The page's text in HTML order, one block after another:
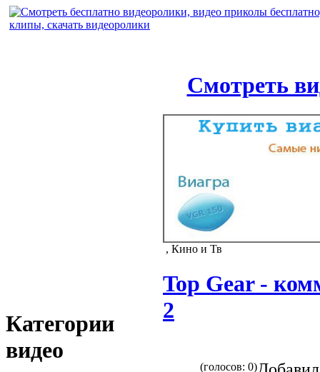
Смотреть
Категории
видео
, Кино и Тв
Top Gear -
2
(голосов: 0)